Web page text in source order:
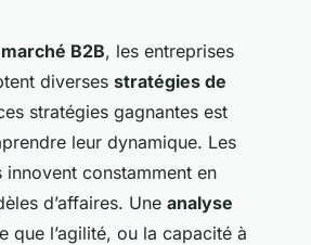
marché B2B, les entreprises
diverses stratégies de
stratégies gagnantes est
leur dynamique. Les
innovent constamment en
d’affaires. Une analyse
que l’agilité, ou la capacité à